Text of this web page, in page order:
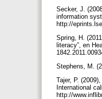
Secker, J.
information
http://
Spring, H.
literacy”, en
Stephens, M.
Tajer, P.
International
http://